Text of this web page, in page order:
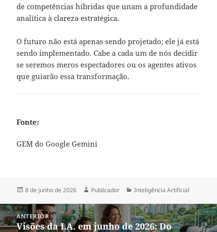
de competências híbridas que unam a profundidade
analítica à clareza estratégica.
O futuro não está apenas sendo projetado; ele já está
sendo implementado. Cabe a cada um de nós decidir
se seremos meros espectadores ou os agentes ativos
que guiarão essa transformação.
Fonte:
GEM do Google Gemini
Publicado
8 de junho de 2026 Autor
Publicador Categorias
Inteligência Artificial
Navegação
de
ANTERIOR
Post
Visões da I.A. em junho de 2026: Do